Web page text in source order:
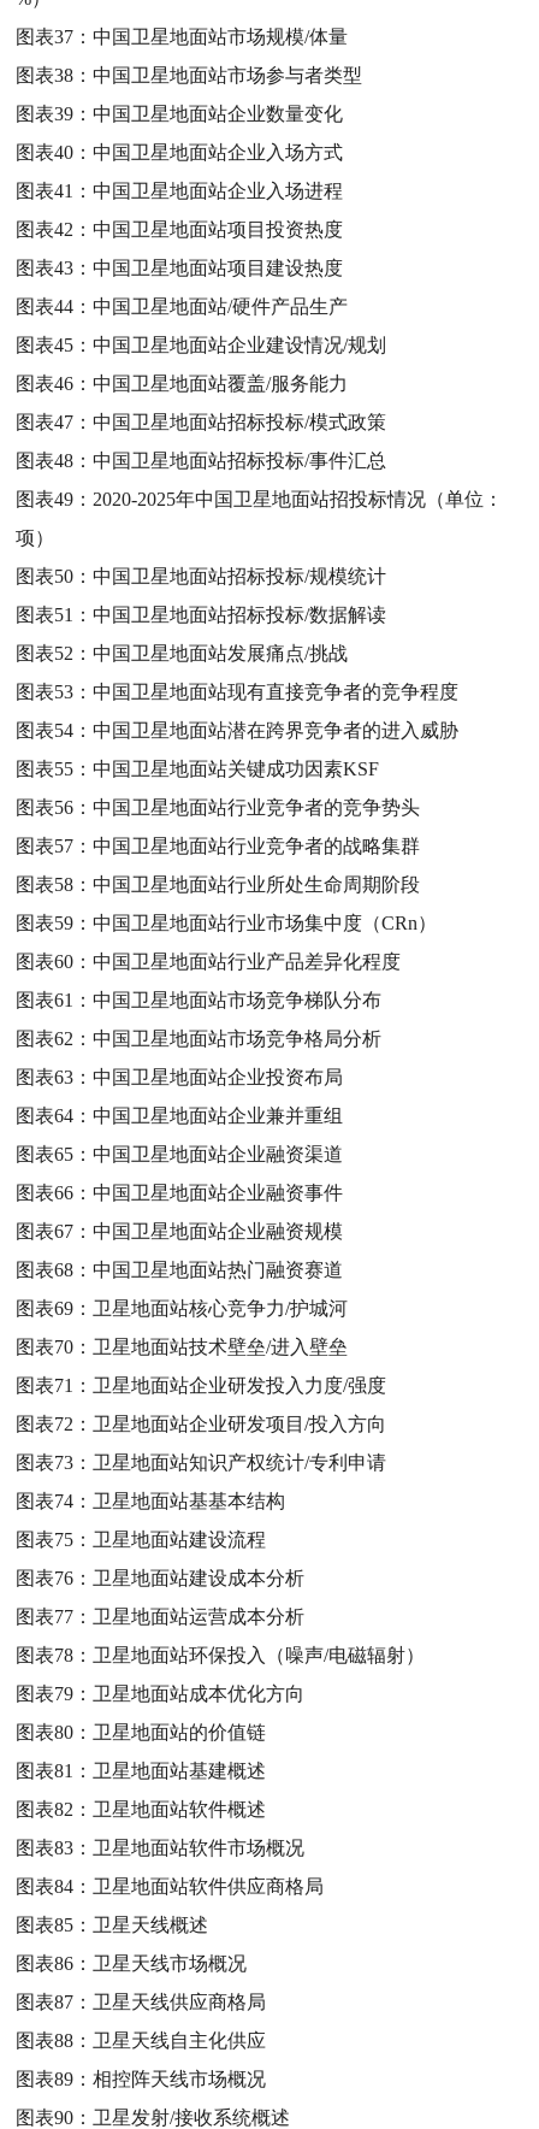
图表37：中国卫星地面站市场规模/体量
图表38：中国卫星地面站市场参与者类型
图表39：中国卫星地面站企业数量变化
图表40：中国卫星地面站企业入场方式
图表41：中国卫星地面站企业入场进程
图表42：中国卫星地面站项目投资热度
图表43：中国卫星地面站项目建设热度
图表44：中国卫星地面站/硬件产品生产
图表45：中国卫星地面站企业建设情况/规划
图表46：中国卫星地面站覆盖/服务能力
图表47：中国卫星地面站招标投标/模式政策
图表48：中国卫星地面站招标投标/事件汇总
图表49： 2020-2025年中国卫星地面站招投标情况（单位：
项）
图表50：中国卫星地面站招标投标/规模统计
图表51：中国卫星地面站招标投标/数据解读
图表52：中国卫星地面站发展痛点/挑战
图表53：中国卫星地面站现有直接竞争者的竞争程度
图表54：中国卫星地面站潜在跨界竞争者的进入威胁
图表55：中国卫星地面站关键成功因素KSF
图表56：中国卫星地面站行业竞争者的竞争势头
图表57：中国卫星地面站行业竞争者的战略集群
图表58：中国卫星地面站行业所处生命周期阶段
图表59：中国卫星地面站行业市场集中度（CRn）
图表60：中国卫星地面站行业产品差异化程度
图表61：中国卫星地面站市场竞争梯队分布
图表62：中国卫星地面站市场竞争格局分析
图表63：中国卫星地面站企业投资布局
图表64：中国卫星地面站企业兼并重组
图表65：中国卫星地面站企业融资渠道
图表66：中国卫星地面站企业融资事件
图表67：中国卫星地面站企业融资规模
图表68：中国卫星地面站热门融资赛道
图表69： 卫星地面站核心竞争力/护城河
图表70： 卫星地面站技术壁垒/进入壁垒
图表71： 卫星地面站企业研发投入力度/强度
图表72： 卫星地面站企业研发项目/投入方向
图表73： 卫星地面站知识产权统计/专利申请
图表74： 卫星地面站基基本结构
图表75： 卫星地面站建设流程
图表76： 卫星地面站建设成本分析
图表77： 卫星地面站运营成本分析
图表78： 卫星地面站环保投入（噪声/电磁辐射）
图表79： 卫星地面站成本优化方向
图表80： 卫星地面站的价值链
图表81： 卫星地面站基建概述
图表82： 卫星地面站软件概述
图表83： 卫星地面站软件市场概况
图表84： 卫星地面站软件供应商格局
图表85： 卫星天线概述
图表86： 卫星天线市场概况
图表87： 卫星天线供应商格局
图表88： 卫星天线自主化供应
图表89：相控阵天线市场概况
图表90： 卫星发射/接收系统概述